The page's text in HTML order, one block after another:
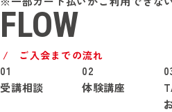
FLOW
ご入会までの流れ
01
受講相談
02
体験講座